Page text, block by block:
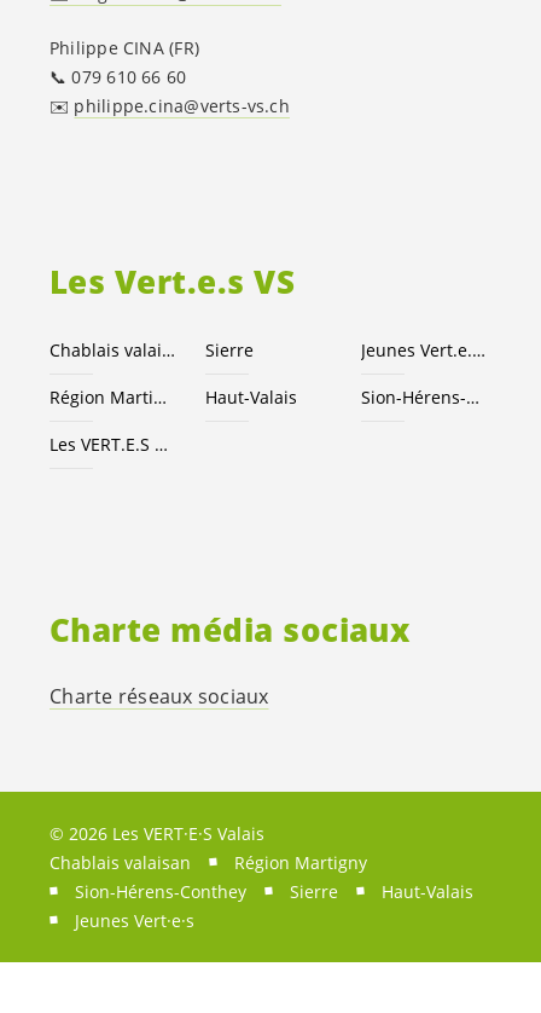
Philippe CINA (FR)
📞 079 610 66 60
✉️ philippe.cina@verts-vs.ch
Les Vert.e.s VS
Chablais valaisan Sierre Jeunes Vert.e.x.s
Région Martigny Haut-Valais Sion-Hérens-Conthey
Les VERT.E.S
Charte média sociaux
Charte réseaux sociaux
© 2026 Les VERT·E·S Valais
Chablais valaisan
Région Martigny
Sion-Hérens-Conthey
Sierre
Haut-Valais
Jeunes Vert·e·s